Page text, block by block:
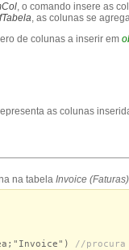
, o comando insere as
, as colunas se
de colunas a inserir em
as colunas
na tabela Invoice (Faturas)
//